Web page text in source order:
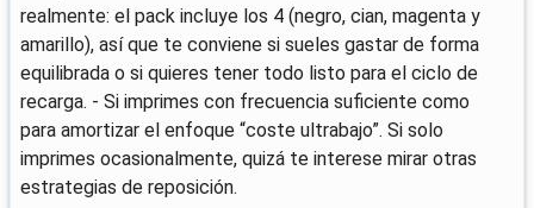
realmente: el pack incluye los 4 (negro, cian, magenta y
amarillo), así que te conviene si sueles gastar de forma
equilibrada o si quieres tener todo listo para el ciclo de
recarga. - Si imprimes con frecuencia suficiente como
para amortizar el enfoque “coste ultrabajo”. Si solo
imprimes ocasionalmente, quizá te interese mirar otras
estrategias de reposición.